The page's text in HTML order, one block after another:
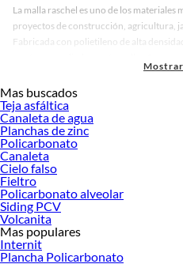
La malla raschel es uno de los materiales
proyectos de construcción, agricultura,
Fabricada con polietileno de alta
resistencia, durabilidad y capacidad de
solución indispensable para múltiples
tus cultivos, generar sombra en un
construcción, conocer a fondo las
tomar la mejor decisión de compra.
¿Qué es la Malla Raschel y Cómo se
La malla raschel toma su nombre del tipo
telar Raschel, una máquina de tejido por
diferentes grados de apertura y densidad.
forma convencional, el proceso Raschel
densidad (HDPE) en una estructura
Mostrar
Mas buscados
Teja asfáltica
Canaleta de agua
Planchas de zinc
Policarbonato
Canaleta
Cielo falso
Fieltro
Policarbonato alveolar
Siding PCV
Volcanita
Mas populares
Internit
Plancha Policarbonato